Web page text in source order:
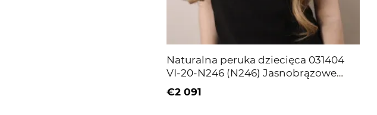
Naturalna peruka dziecięca 031404
VI-20-N246 (N246) Jasnobrązowe
długie włosy
€2 091